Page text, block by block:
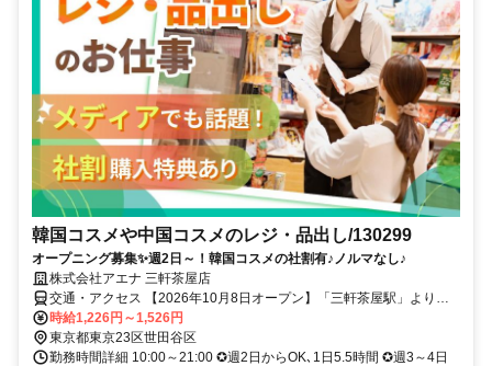
韓国コスメや中国コスメのレジ・品出し/130299
オープニング募集✨週2日～！韓国コスメの社割有♪ノルマなし♪
株式会社アエナ 三軒茶屋店
交通・アクセス 【2026年10月8日オープン】「三軒茶屋駅」より徒
歩2分
時給1,226円～1,526円
東京都東京23区世田谷区
勤務時間詳細 10:00～21:00 ✪週2日からOK､1日5.5時間 ✪週3～4日